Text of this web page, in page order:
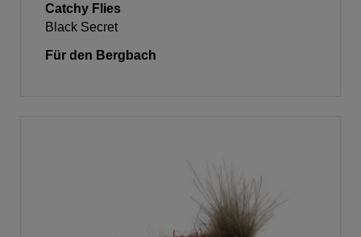
Catchy Flies
Black Secret
Für den Bergbach